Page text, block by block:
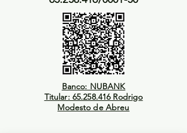
Banco: NUBANK
Titular: 65.258.416 Rodrigo
Modesto de Abreu